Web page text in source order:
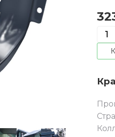
125
мм
RAL